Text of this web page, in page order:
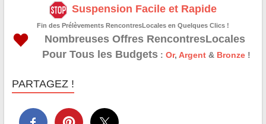
Suspension Facile et Rapide
Fin des Prélèvements RencontresLocales en Quelques Clics !
Nombreuses Offres RencontresLocales
Pour Tous les Budgets: Or, Argent& Bronze!
PARTAGEZ !